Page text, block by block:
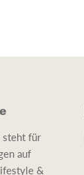
steht für
auf
&